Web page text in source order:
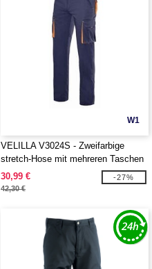
W1
VELILLA V3024S - Zweifarbige
stretch-Hose mit mehreren Taschen
30,99 €
42,30 €
-27%